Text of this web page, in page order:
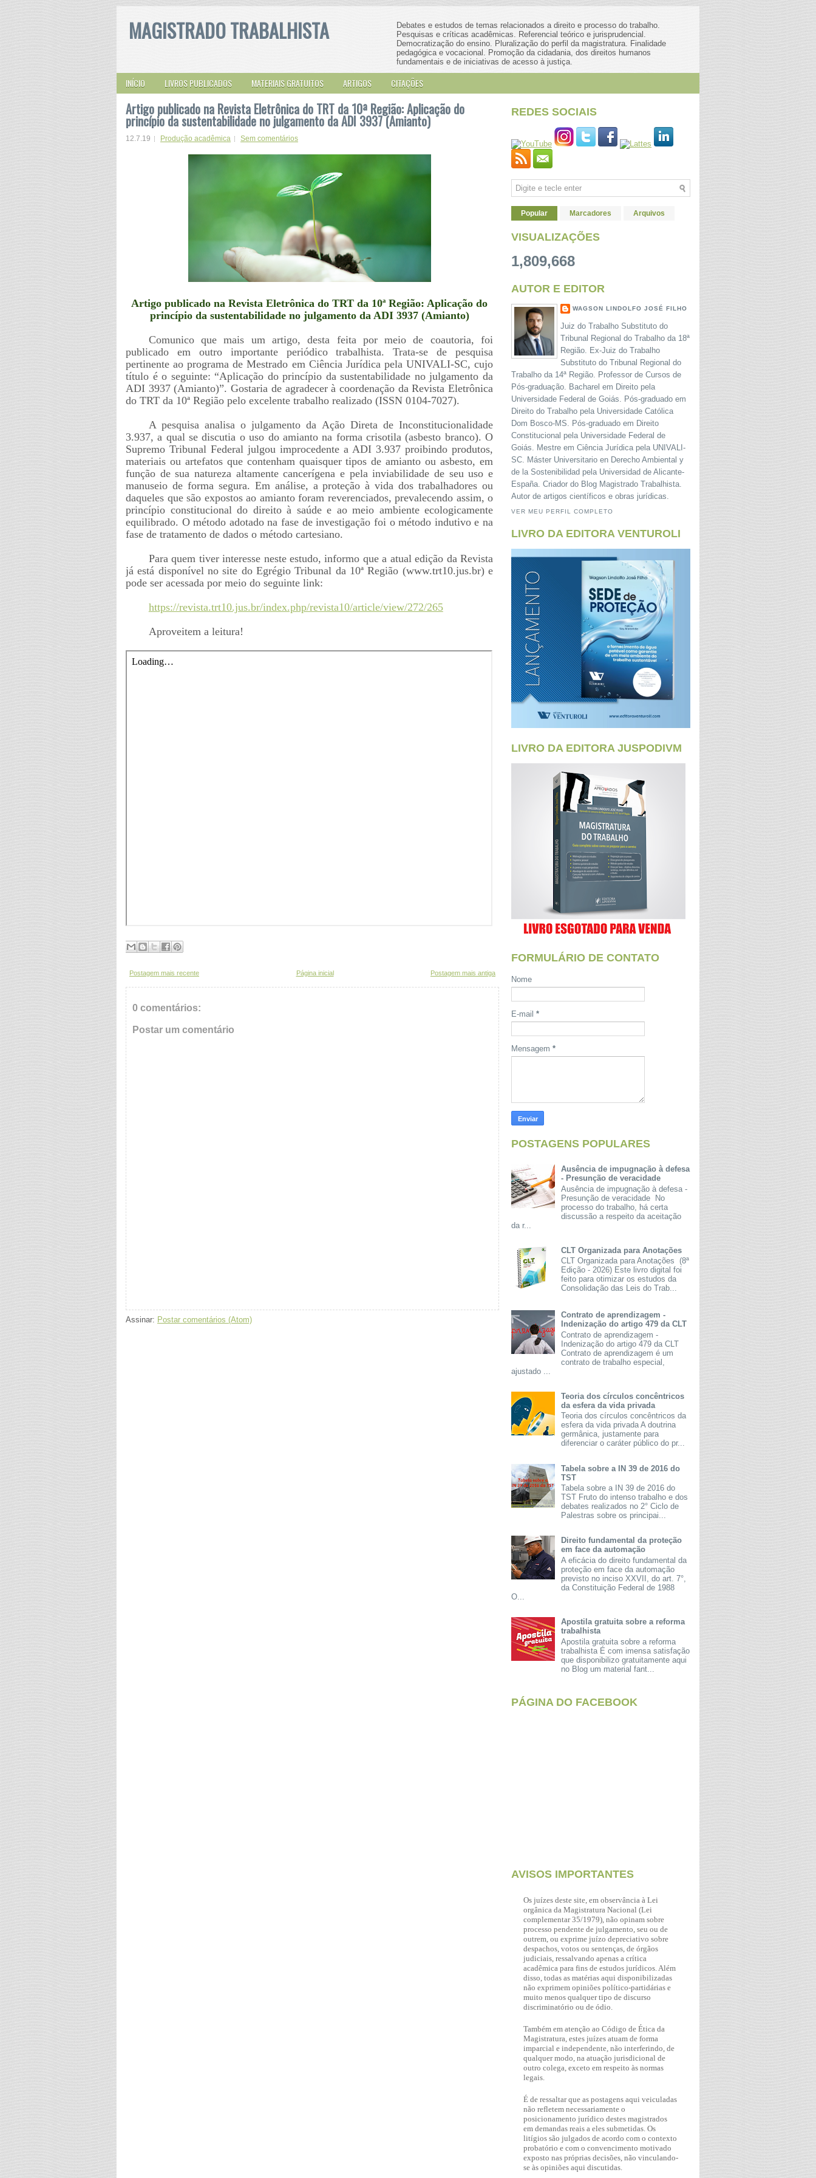
MAGISTRADO TRABALHISTA
Debates e estudos de temas relacionados a direito e processo do trabalho.
Pesquisas e críticas acadêmicas. Referencial teórico e jurisprudencial.
Democratização do ensino. Pluralização do perfil da magistratura. Finalidade
pedagógica e vocacional. Promoção da cidadania, dos direitos humanos
fundamentais e de iniciativas de acesso à justiça.
INÍCIO LIVROS PUBLICADOS MATERIAIS GRATUITOS ARTIGOS CITAÇÕES
Artigo publicado na Revista Eletrônica do TRT da 10ª Região: Aplicação do
princípio da sustentabilidade no julgamento da ADI 3937 (Amianto)
12.7.19 Produção acadêmica Sem comentários
Artigo publicado na Revista Eletrônica do TRT da 10ª Região: Aplicação do
princípio da sustentabilidade no julgamento da ADI 3937 (Amianto)
Comunico que mais um artigo, desta feita por meio de coautoria, foi
publicado em outro importante periódico trabalhista. Trata-se de pesquisa
pertinente ao programa de Mestrado em Ciência Jurídica pela UNIVALI-SC, cujo
título é o seguinte: “Aplicação do princípio da sustentabilidade no julgamento da
ADI 3937 (Amianto)”. Gostaria de agradecer à coordenação da Revista Eletrônica
do TRT da 10ª Região pelo excelente trabalho realizado (ISSN 0104-7027).
A pesquisa analisa o julgamento da Ação Direta de Inconstitucionalidade
3.937, a qual se discutia o uso do amianto na forma crisotila (asbesto branco). O
Supremo Tribunal Federal julgou improcedente a ADI 3.937 proibindo produtos,
materiais ou artefatos que contenham quaisquer tipos de amianto ou asbesto, em
função de sua natureza altamente cancerígena e pela inviabilidade de seu uso e
manuseio de forma segura. Em análise, a proteção à vida dos trabalhadores ou
daqueles que são expostos ao amianto foram reverenciados, prevalecendo assim, o
princípio constitucional do direito à saúde e ao meio ambiente ecologicamente
equilibrado. O método adotado na fase de investigação foi o método indutivo e na
fase de tratamento de dados o método cartesiano.
Para quem tiver interesse neste estudo, informo que a atual edição da Revista
já está disponível no site do Egrégio Tribunal da 10ª Região (www.trt10.jus.br) e
pode ser acessada por meio do seguinte link:
https://revista.trt10.jus.br/index.php/revista10/article/view/272/265
Aproveitem a leitura!
Postagem mais recente Postagem mais antiga
Página inicial
0 comentários:
Postar um comentário
Assinar: Postar comentários (Atom)
REDES SOCIAIS
Popular Marcadores Arquivos
VISUALIZAÇÕES
1,809,668
AUTOR E EDITOR
WAGSON LINDOLFO JOSÉ FILHO
Juiz do Trabalho Substituto do
Tribunal Regional do Trabalho da 18ª
Região. Ex-Juiz do Trabalho
Substituto do Tribunal Regional do
Trabalho da 14ª Região. Professor de Cursos de
Pós-graduação. Bacharel em Direito pela
Universidade Federal de Goiás. Pós-graduado em
Direito do Trabalho pela Universidade Católica
Dom Bosco-MS. Pós-graduado em Direito
Constitucional pela Universidade Federal de
Goiás. Mestre em Ciência Jurídica pela UNIVALI-
SC. Máster Universitario en Derecho Ambiental y
de la Sostenibilidad pela Universidad de Alicante-
España. Criador do Blog Magistrado Trabalhista.
Autor de artigos científicos e obras jurídicas.
VER MEU PERFIL COMPLETO
LIVRO DA EDITORA VENTUROLI
LIVRO DA EDITORA JUSPODIVM
FORMULÁRIO DE CONTATO
Nome
E-mail *
Mensagem *
POSTAGENS POPULARES
Ausência de impugnação à defesa
- Presunção de veracidade
Ausência de impugnação à defesa -
Presunção de veracidade No
processo do trabalho, há certa
discussão a respeito da aceitação
da r...
CLT Organizada para Anotações
CLT Organizada para Anotações (8ª
Edição - 2026) Este livro digital foi
feito para otimizar os estudos da
Consolidação das Leis do Trab...
Contrato de aprendizagem -
Indenização do artigo 479 da CLT
Contrato de aprendizagem -
Indenização do artigo 479 da CLT
Contrato de aprendizagem é um
contrato de trabalho especial,
ajustado ...
Teoria dos círculos concêntricos
da esfera da vida privada
Teoria dos círculos concêntricos da
esfera da vida privada A doutrina
germânica, justamente para
diferenciar o caráter público do pr...
Tabela sobre a IN 39 de 2016 do
TST
Tabela sobre a IN 39 de 2016 do
TST Fruto do intenso trabalho e dos
debates realizados no 2° Ciclo de
Palestras sobre os principai...
Direito fundamental da proteção
em face da automação
A eficácia do direito fundamental da
proteção em face da automação
previsto no inciso XXVII, do art. 7°,
da Constituição Federal de 1988
O...
Apostila gratuita sobre a reforma
trabalhista
Apostila gratuita sobre a reforma
trabalhista É com imensa satisfação
que disponibilizo gratuitamente aqui
no Blog um material fant...
PÁGINA DO FACEBOOK
AVISOS IMPORTANTES
Os juízes deste site, em observância à Lei
orgânica da Magistratura Nacional (Lei
complementar 35/1979), não opinam sobre
processo pendente de julgamento, seu ou de
outrem, ou exprime juízo depreciativo sobre
despachos, votos ou sentenças, de órgãos
judiciais, ressalvando apenas a crítica
acadêmica para fins de estudos jurídicos. Além
disso, todas as matérias aqui disponibilizadas
não exprimem opiniões político-partidárias e
muito menos qualquer tipo de discurso
discriminatório ou de ódio.
Também em atenção ao Código de Ética da
Magistratura, estes juízes atuam de forma
imparcial e independente, não interferindo, de
qualquer modo, na atuação jurisdicional de
outro colega, exceto em respeito às normas
legais.
É de ressaltar que as postagens aqui veiculadas
não refletem necessariamente o
posicionamento jurídico destes magistrados
em demandas reais a eles submetidas. Os
litígios são julgados de acordo com o contexto
probatório e com o convencimento motivado
exposto nas próprias decisões, não vinculando-
se às opiniões aqui discutidas.